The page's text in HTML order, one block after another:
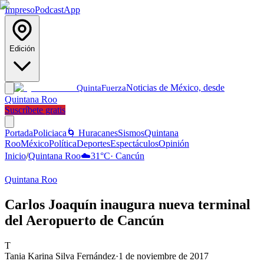
ImpresoPodcastApp
Edición
QuintaFuerzaNoticias de México, desde
Quintana Roo
Suscríbete gratis
PortadaPoliciaca 🌀 HuracanesSismosQuintana
RooMéxicoPolíticaDeportesEspectáculosOpinión
Inicio/Quintana Roo☁️31°C· Cancún
Quintana Roo
Carlos Joaquín inaugura nueva terminal
del Aeropuerto de Cancún
T
Tania Karina Silva Fernández·1 de noviembre de 2017